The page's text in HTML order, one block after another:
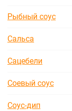
Рыбный соус
Сальса
Сацебели
Соевый соус
Соус-дип